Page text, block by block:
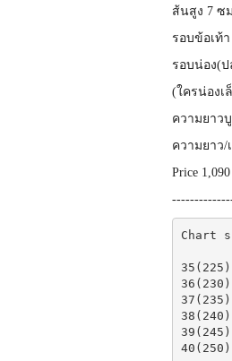
ส้นสูง 7 ซ
รอบข้อเท้
รอบน่อง(ป
(ใครน่องเ
ความยาว
ความยาว/
Price
Chart